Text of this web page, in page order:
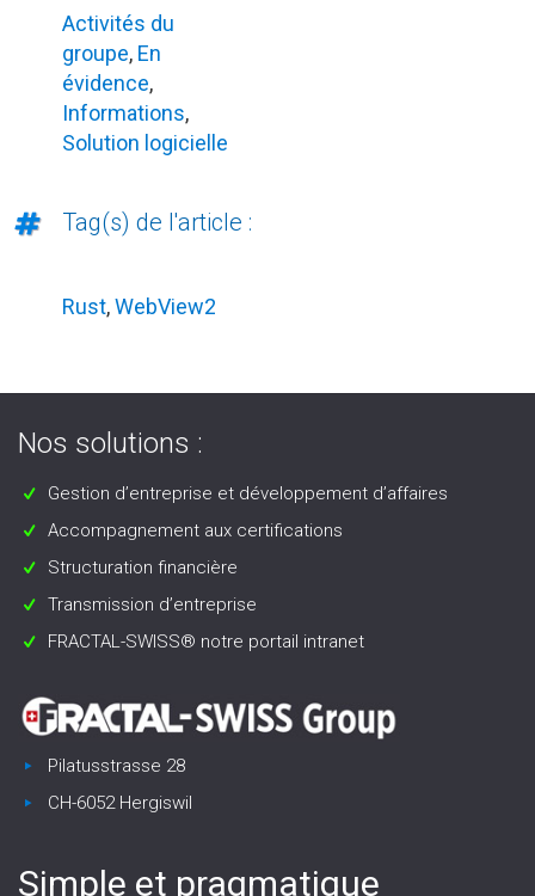
Activités du
groupe, En
évidence,
Informations,
Solution logicielle
Tag(s) de l'article :
Rust,WebView2
Nos solutions :
Gestion d’entreprise et développement d’affaires
Accompagnement aux certifications
Structuration financière
Transmission d’entreprise
FRACTAL-SWISS® notre portail intranet
Pilatusstrasse 28
CH-6052 Hergiswil
Simple et pragmatique